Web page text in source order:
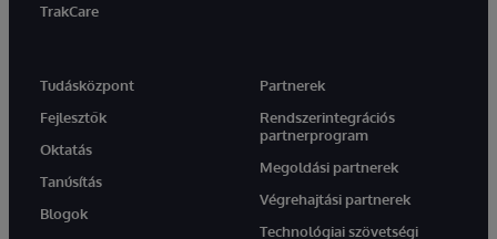
TrakCare
Tudásközpont
Fejlesztők
Oktatás
Tanúsítás
Blogok
Partnerek
Rendszerintegrációs
partnerprogram
Megoldási partnerek
Végrehajtási partnerek
Technológiai szövetségi